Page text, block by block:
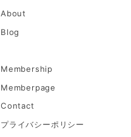
About
Blog
Membership
Memberpage
Contact
プライバシーポリシー